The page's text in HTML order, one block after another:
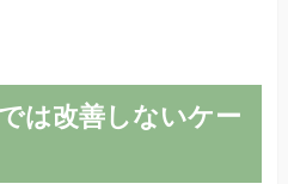
は改善しないケー